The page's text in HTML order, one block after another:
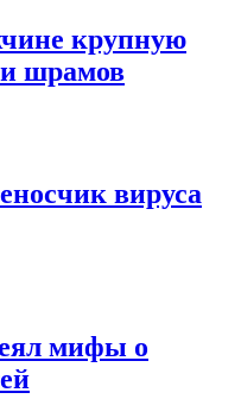
крупную
шрамов
вируса
мифы о